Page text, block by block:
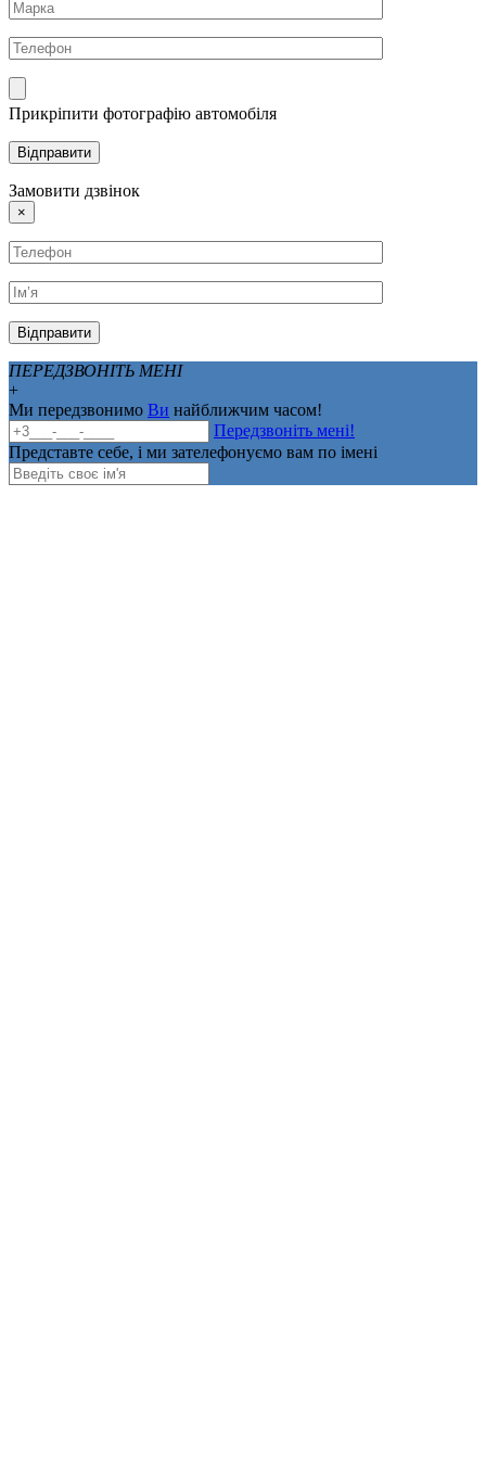
Прикріпити фотографію автомобіля
Замовити дзвінок
×
ПЕРЕДЗВОНІТЬ МЕНІ
+
Ми передзвонимо Ви найближчим часом!
Передзвоніть мені!
Представте себе, і ми зателефонуємо вам по імені